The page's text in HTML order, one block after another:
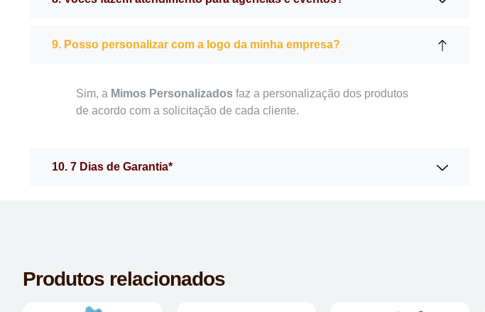
9. Posso personalizar com a logo da minha empresa?
Sim, a Mimos Personalizados faz a personalização dos produtos
de acordo com a solicitação de cada cliente.
10. 7 Dias de Garantia*
Produtos relacionados